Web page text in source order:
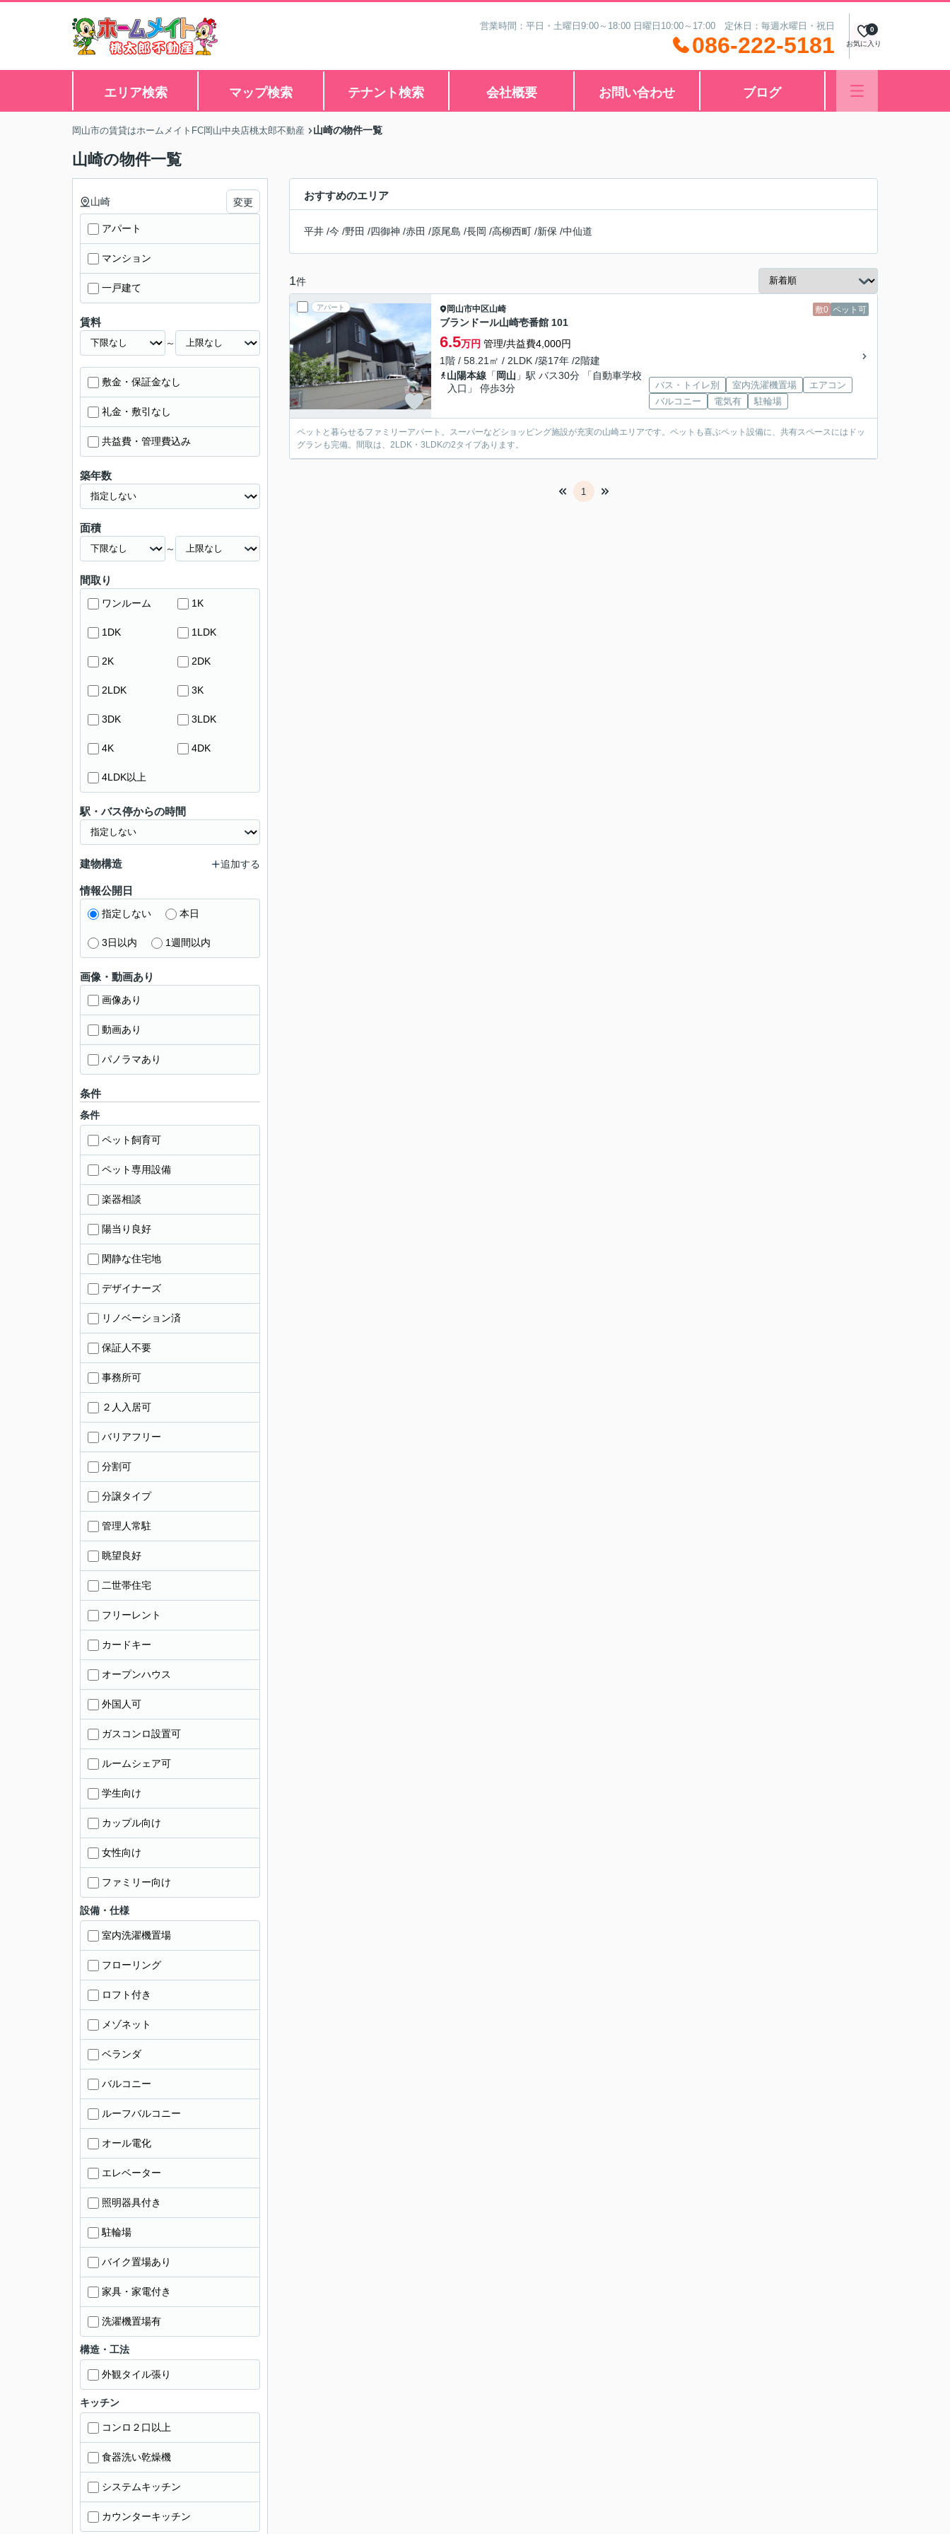
営業時間：平日・土曜日9:00～18:00 日曜日10:00～17:00 定休日：毎週水曜日・祝日
086-222-5181 お気に入り
0
エリア検索 マップ検索 テナント検索 会社概要 お問い合わせ ブログ
岡山市の賃貸はホームメイトFC岡山中央店桃太郎不動産 山崎の物件一覧
山崎の物件一覧
おすすめのエリア
平井 /今 /野田 /四御神 /赤田 /原尾島 /長岡 /高柳西町 /新保 /中仙道
1件
アパート 敷0 ペット可
岡山市中区山崎
ブランドール山崎壱番館 101
6.5万円 管理/共益費4,000円
1階 / 58.21㎡ / 2LDK /築17年 /2階建
山陽本線 「 岡山 」駅 バス30分 「自動車学校
入口」 停歩3分
バス・トイレ別 室内洗濯機置場
エアコン
バルコニー
電気有 駐輪場
ペットと暮らせるファミリーアパート。スーパーなどショッピング施設が充実の山崎エリアです。ペットも喜ぶペット設備に、共有スペースにはドッ
グランも完備。間取は、2LDK・3LDKの2タイプあります。
1
山崎 変更
アパート
マンション
一戸建て
賃料
～
敷金・保証金なし
礼金・敷引なし
共益費・管理費込み
築年数
面積
～
間取り
ワンルーム 1K
1DK 1LDK
2K 2DK
2LDK 3K
3DK 3LDK
4K 4DK
4LDK以上
駅・バス停からの時間
建物構造 追加する
情報公開日
指定しない 本日
3日以内 1週間以内
画像・動画あり
画像あり
動画あり
パノラマあり
条件
条件
ペット飼育可
ペット専用設備
楽器相談
陽当り良好
閑静な住宅地
デザイナーズ
リノベーション済
保証人不要
事務所可
２人入居可
バリアフリー
分割可
分譲タイプ
管理人常駐
眺望良好
二世帯住宅
フリーレント
カードキー
オープンハウス
外国人可
ガスコンロ設置可
ルームシェア可
学生向け
カップル向け
女性向け
ファミリー向け
設備・仕様
室内洗濯機置場
フローリング
ロフト付き
メゾネット
ベランダ
バルコニー
ルーフバルコニー
オール電化
エレベーター
照明器具付き
駐輪場
バイク置場あり
家具・家電付き
洗濯機置場有
構造・工法
外観タイル張り
キッチン
コンロ２口以上
食器洗い乾燥機
システムキッチン
カウンターキッチン